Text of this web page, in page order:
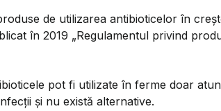
de utilizarea antibioticelor în
în 2019 „Regulamentul privind
pot fi utilizate în ferme doar
și nu există alternative.